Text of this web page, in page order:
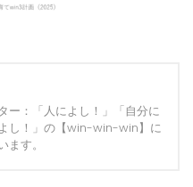
ー：「人によし！」「自分に
し！」の【win-win-win】に
す。